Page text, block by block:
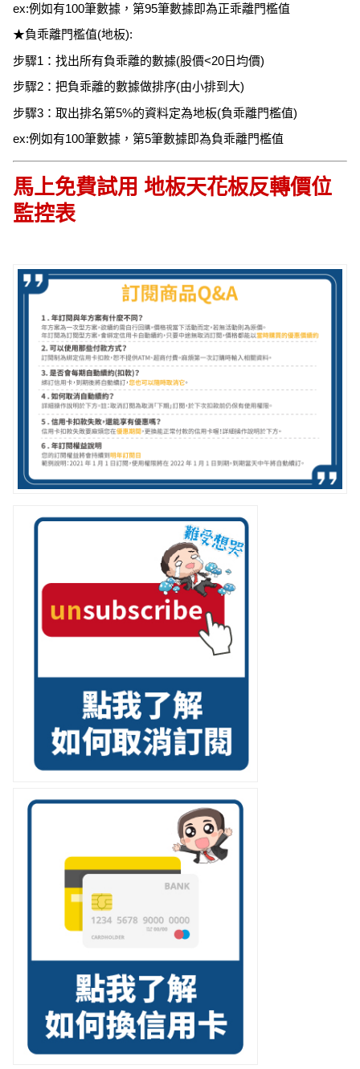
ex:例如有100筆數據，第95筆數據即為正乖離門檻值
★負乖離門檻值(地板):
步驟1：找出所有負乖離的數據(股價<20日均價)
步驟2：把負乖離的數據做排序(由小排到大)
步驟3：取出排名第5%的資料定為地板(負乖離門檻值)
ex:例如有100筆數據，第5筆數據即為負乖離門檻值
馬上免費試用 地板天花板反轉價位
監控表